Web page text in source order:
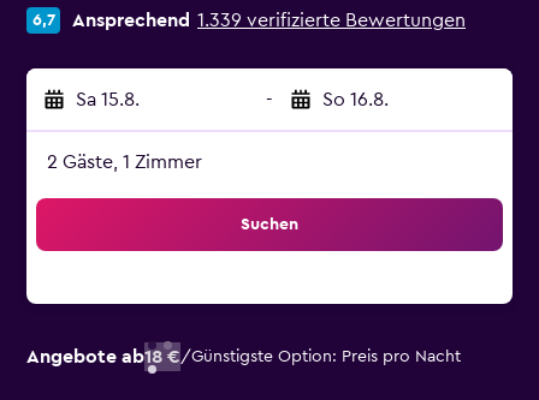
6,7 Ansprechend 1.339 verifizierte Bewertungen
Sa 15.8. - So 16.8.
2 Gäste, 1 Zimmer
Suchen
Angebote ab18 €/Günstigste Option: Preis pro Nacht